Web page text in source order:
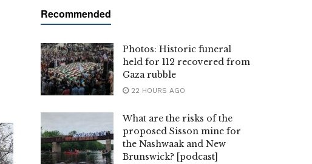
Photos: Historic funeral
held for 112 recovered from
Gaza rubble
22 HOURS AGO
What are the risks of the
proposed Sisson mine for
the Nashwaak and New
Brunswick? [podcast]